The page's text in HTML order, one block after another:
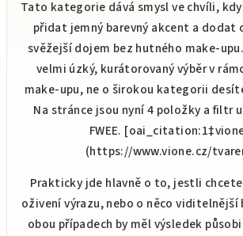
v
k
y
v
ý
p
i
s
u
Tato kategorie dává smysl ve chvíli,
přidat jemný barevný akcent a dodat
svěžejší dojem bez hutného make-
velmi úzký, kurátorovaný výběr v
make-upu, ne o širokou kategorii
Na stránce jsou nyní 4 položky a filtr
FWEE.
(https://www.vione.cz/
Prakticky jde hlavně o to, jestli
oživení výrazu, nebo o něco viditelnější
obou případech by měl výsledek